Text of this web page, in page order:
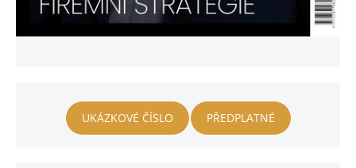
UKÁZKOVÉ ČÍSLO PŘEDPLATNÉ